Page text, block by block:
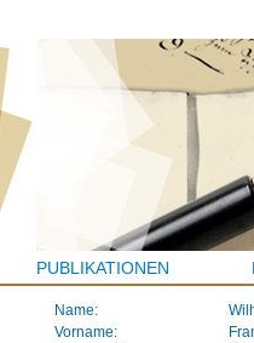
PUBLIKATIONEN
Name:
Vorname: